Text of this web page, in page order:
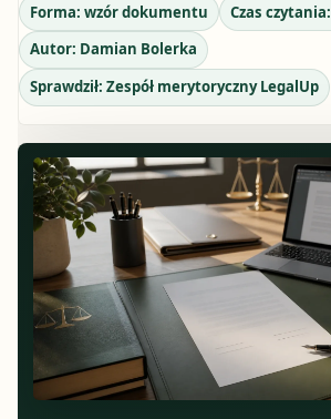
Forma: wzór dokumentu Czas czytania:
Autor: Damian Bolerka
Sprawdził: Zespół merytoryczny LegalUp